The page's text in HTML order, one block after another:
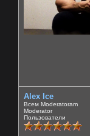
Alex Ice
Всем Moderatoram
Moderator
Пользователи